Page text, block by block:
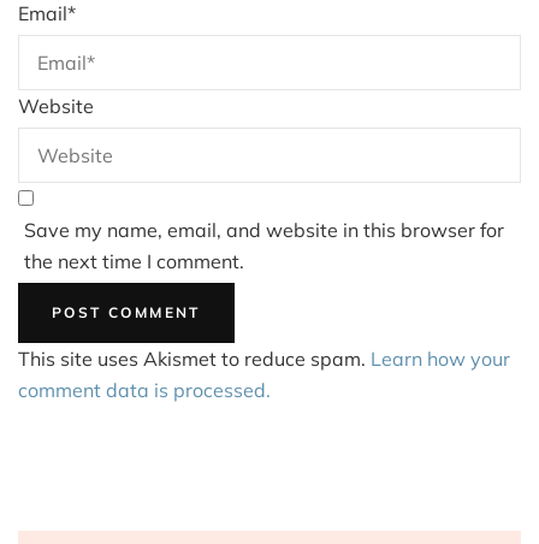
Email*
Website
Save my name, email, and website in this browser for
the next time I comment.
This site uses Akismet to reduce spam. Learn how your
comment data is processed.